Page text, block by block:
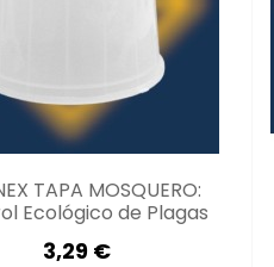
TAPA MOSQUERO:
Ecológico de Plagas
Eficaz
3,29 €